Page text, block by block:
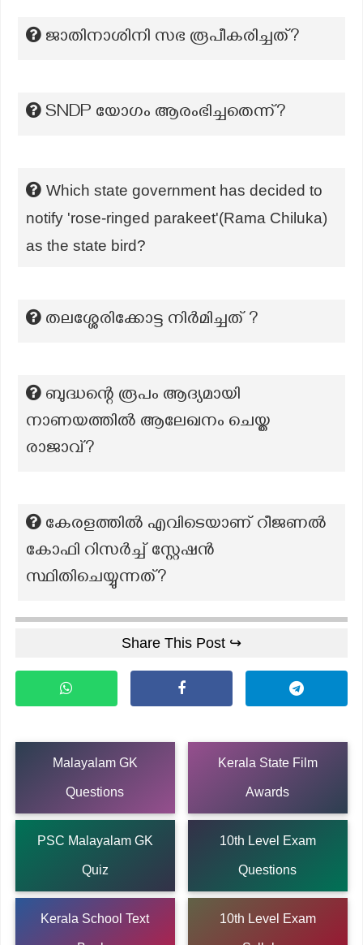
ജാതിനാശിനി സഭ രൂപീകരിച്ചത്?
SNDP യോഗം ആരംഭിച്ചതെന്ന്?
Which state government has decided to
notify 'rose-ringed parakeet'(Rama Chiluka)
as the state bird?
തലശ്ശേരിക്കോട്ട നിർമിച്ചത് ?
ബുദ്ധന്റെ രൂപം ആദ്യമായി
നാണയത്തിൽ ആലേഖനം ചെയ്ത
രാജാവ്?
കേരളത്തിൽ എവിടെയാണ് റീജണൽ
കോഫി റിസർച്ച് സ്റ്റേഷൻ
സ്ഥിതിചെയ്യുന്നത്?
Share This Post ↪
Malayalam GK
Questions
Kerala State Film
Awards
PSC Malayalam GK
Quiz
10th Level Exam
Questions
Kerala School Text 10th Level Exam